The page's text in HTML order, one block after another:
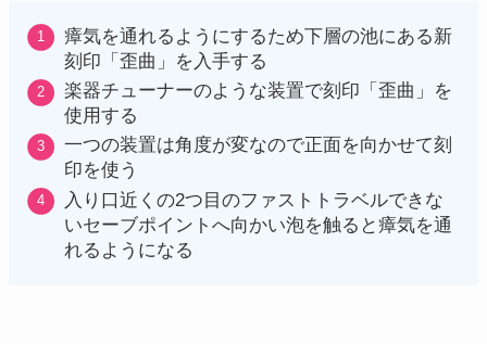
瘴気を通れるようにするため下層の池にある新
刻印「歪曲」を入手する
楽器チューナーのような装置で刻印「歪曲」を
使用する
一つの装置は角度が変なので正面を向かせて刻
印を使う
入り口近くの2つ目のファストトラベルできな
いセーブポイントへ向かい泡を触ると瘴気を通
れるようになる